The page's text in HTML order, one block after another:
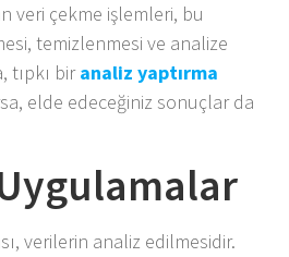
veri çekme işlemleri, bu
temizlenmesi ve analize
tıpkı biranaliz yaptırma
elde edeceğiniz sonuçlar da
verilerin analiz edilmesidir.